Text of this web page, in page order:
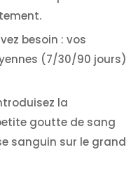
besoin : vos
(7/30/90 jours)
la
goutte de sang
sanguin sur le grand